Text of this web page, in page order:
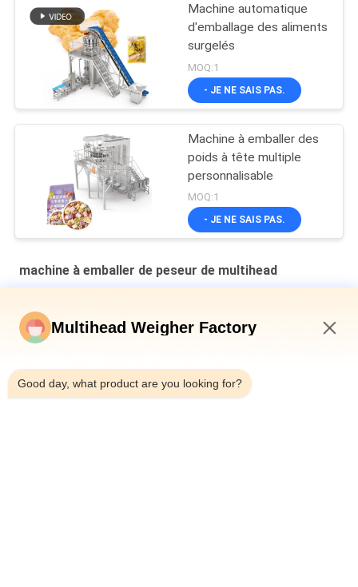
Machine automatique
d'emballage des aliments
surgelés
MOQ:1
- JE NE SAIS PAS.
Machine à emballer des
poids à tête multiple
personnalisable
MOQ:1
- JE NE SAIS PAS.
machine à emballer de peseur de multihead
multi-tête pesanteur de pain en sac
Multihead Weigher Factory
Good day, what product are you looking for?